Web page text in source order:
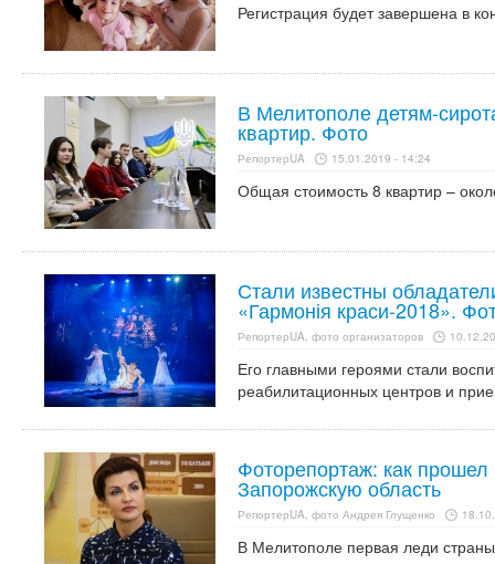
Регистрация будет завершена в
В Мелитополе детям-
квартир. Фото
РепортерUA 15.01.2019 - 14:24
Общая стоимость 8 квартир –
Стали известны
«Гармонія краси-2018».
РепортерUA, фото организаторов
Его главными героями стали
реабилитационных центров и
Фоторепортаж: как
Запорожскую область
РепортерUA, фото Андрея Глущенко
В Мелитополе первая леди